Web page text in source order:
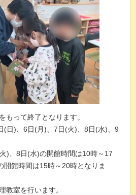
もって終了となります。
(日)、6日(月)、7日(火)、8日(水)、9
)、8日(水)の開館時間は10時～17
開館時間は15時～20時となりま
教室を行います。